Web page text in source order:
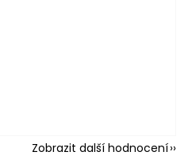
Zobrazit další hodnocení